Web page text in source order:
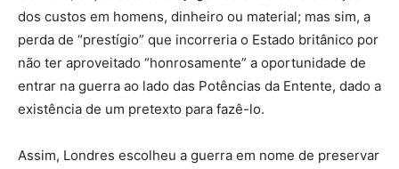
dos custos em homens, dinheiro ou material; mas sim, a
perda de “prestígio” que incorreria o Estado britânico por
não ter aproveitado “honrosamente” a oportunidade de
entrar na guerra ao lado das Potências da Entente, dado a
existência de um pretexto para fazê-lo.
Assim, Londres escolheu a guerra em nome de preservar